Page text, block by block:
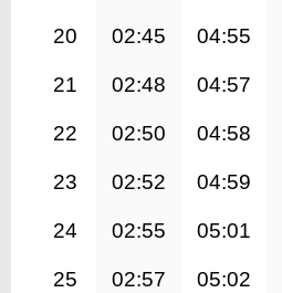
20 02:45 04:55
21 02:48 04:57
22 02:50 04:58
23 02:52 04:59
24 02:55 05:01
25 02:57 05:02